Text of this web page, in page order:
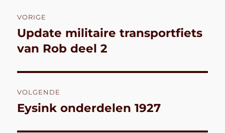
navigatie
VORIGE
Vorig
bericht:
Update militaire transportfiets
van Rob deel 2
VOLGENDE
Volgend
Eysink onderdelen 1927